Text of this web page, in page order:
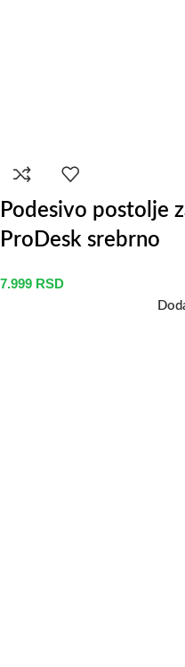
Podesivo postolje
ProDesk srebrno
7.999 RSD